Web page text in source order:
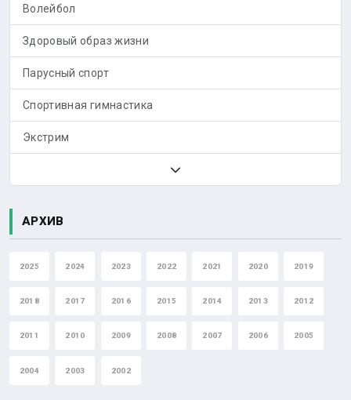
Волейбол
Здоровый образ жизни
Парусный спорт
Спортивная гимнастика
Экстрим
АРХИВ
2025 2024 2023 2022 2021 2020 2019
2018 2017 2016 2015 2014 2013 2012
2011 2010 2009 2008 2007 2006 2005
2004 2003 2002